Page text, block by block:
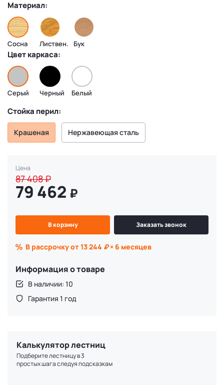
Материал:
Сосна Листвен. Бук
Цвет каркаса:
Серый Черный Белый
Стойка перил:
Крашеная Нержавеющая сталь
Цена
87 408₽
79 462 ₽
В корзину Заказать звонок
В рассрочку от 13 244 ₽× 6 месяцев
Информация о товаре
В наличии: 10
Гарантия 1 год
Калькулятор лестниц
Подберите лестницу в 3
простых шага следуя подсказкам